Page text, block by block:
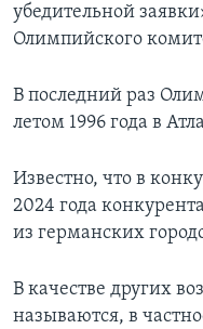
убедительной
Олимпийского
В последний раз
летом 1996 года в
Известно, что в
2024 года
из германских
В качестве других
называются, в